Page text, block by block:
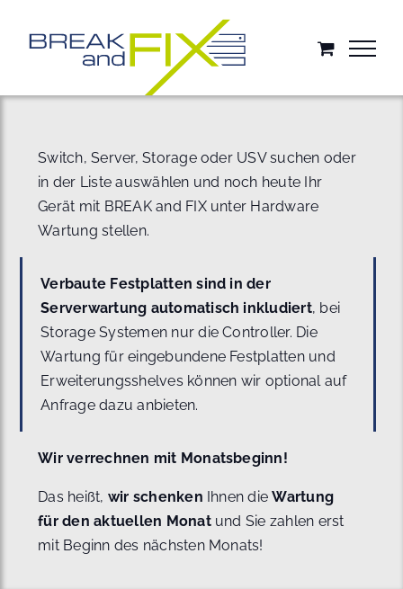
springen
Switch, Server, Storage oder USV suchen oder
in der Liste auswählen und noch heute Ihr
Gerät mit BREAK and FIX unter Hardware
Wartung stellen.
Verbaute Festplatten sind in der
Serverwartung automatisch inkludiert, bei
Storage Systemen nur die Controller. Die
Wartung für eingebundene Festplatten und
Erweiterungsshelves können wir optional auf
Anfrage dazu anbieten.
Wir verrechnen mit Monatsbeginn!
Das heißt, wir schenken Ihnen dieWartung
für den aktuellen Monat und Sie zahlen erst
mit Beginn des nächsten Monats!